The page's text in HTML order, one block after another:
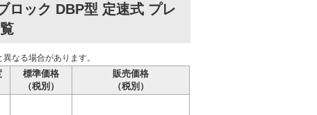
ロック DBP型 定速式 プレ
なる場合があります。
標準価格
（税別）
販売価格
（税別）